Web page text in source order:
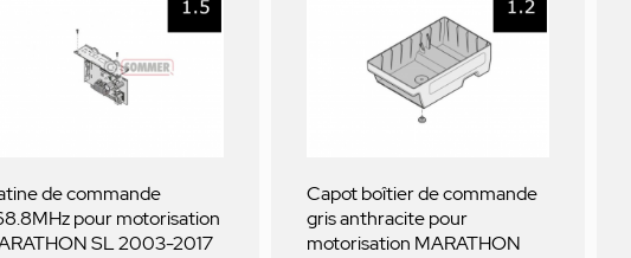
de commande
pour motorisation
SL 2003-2017
Capot boîtier de commande
gris anthracite pour
motorisation MARATHON